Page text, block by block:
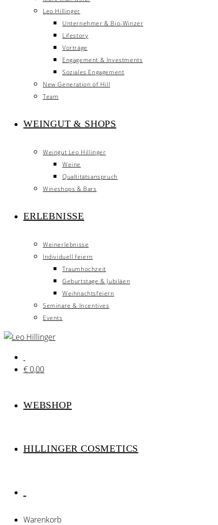
Leo Hillinger
Unternehmer & Bio-Winzer
Lifestory
Vorträge
Engagement & Investments
Soziales Engagement
New Generation of Hill
Team
WEINGUT & SHOPS
Weingut Leo Hillinger
Weine
Qualtitätsanspruch
Wineshops & Bars
ERLEBNISSE
Weinerlebnisse
Individuell feiern
Traumhochzeit
Geburtstage & Jubiläen
Weihnachtsfeiern
Seminare & Incentives
Events
€ 0,00
WEBSHOP
HILLINGER COSMETICS
Warenkorb